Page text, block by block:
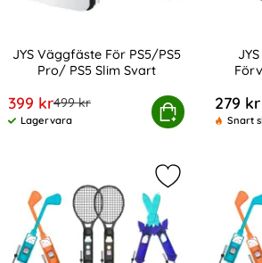
JYS Väggfäste För PS5/PS5
Pro/ PS5 Slim Svart
rea pris
399 krtidigare pris
499 kr
Tillgänglighet:
Lagervara
Köp
Väggfäste För PS5/PS5 Pro/ PS5
279 kr
Snart
JYS
Markera jYS